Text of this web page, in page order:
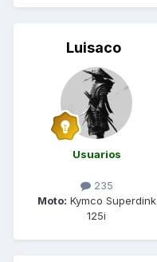
Luisaco
Usuarios
235
Moto: Kymco Superdink
125i